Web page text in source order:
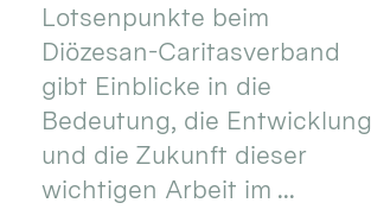
Lotsenpunkte beim
Diözesan-Caritasverband
gibt Einblicke in die
Bedeutung, die Entwicklung
und die Zukunft dieser
wichtigen Arbeit im ...